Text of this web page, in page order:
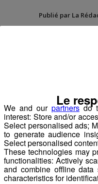
Publié par La
We and our partnersdo
interest: Store and/or
Select personalised ads;
to generate audience
Select personalised
These technologies may
functionalities: Actively
and combine offline data
characteristics for
Le